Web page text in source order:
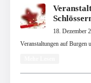
18. Dezember
Veranstaltungen auf Burgen